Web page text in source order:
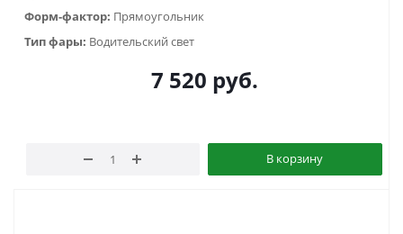
Форм-фактор: Прямоугольник
Тип фары: Водительский свет
7 520 руб.
В корзину